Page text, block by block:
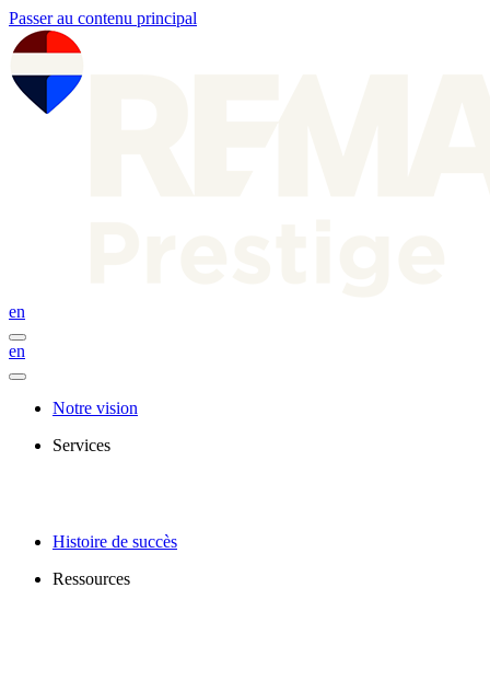
Passer au contenu principal
en
en
Notre vision
Services
Histoire de succès
Ressources